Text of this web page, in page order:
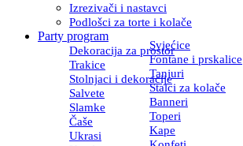
Izrezivači i nastavci
Podlošci za torte i kolače
Party program
Dekoracija za prostor
Svjećice
Trakice
Fontane i prskalice
Stolnjaci i dekoracije
Tanjuri
Salvete
Stalci za kolače
Slamke
Banneri
Čaše
Toperi
Ukrasi
Kape